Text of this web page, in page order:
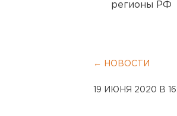
регионы РФ
← НОВОСТИ
19 ИЮНЯ 2020 В